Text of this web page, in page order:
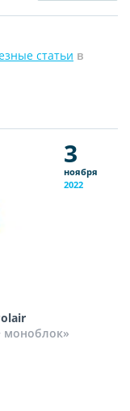
статьи в
3
ноября
2022
моноблок»